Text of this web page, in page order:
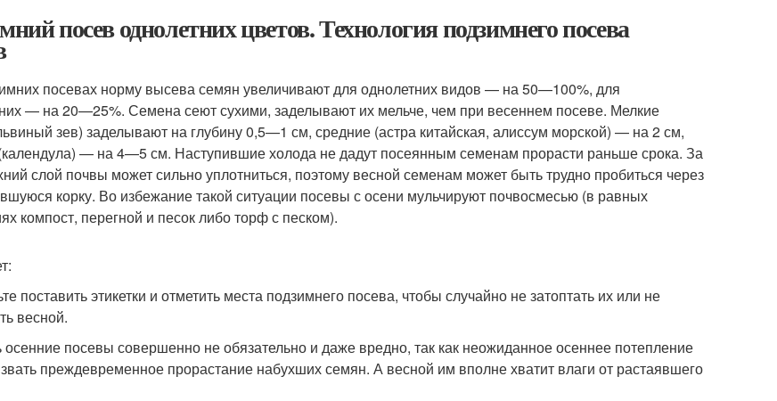
посев однолетних цветов. Технология подзимнего посева
посевах норму высева семян увеличивают для однолетних видов — на 50—100%, для
— на 20—25%. Семена сеют сухими, заделывают их мельче, чем при весеннем посеве. Мелкие
зев) заделывают на глубину 0,5—1 см, средние (астра китайская, алиссум морской) — на 2 см,
— на 4—5 см. Наступившие холода не дадут посеянным семенам прорасти раньше срока. За
слой почвы может сильно уплотниться, поэтому весной семенам может быть трудно пробиться через
корку. Во избежание такой ситуации посевы с осени мульчируют почво­смесью (в равных
компост, перегной и песок либо торф с песком).
поставить этикетки и отметить места подзимнего посева, чтобы случайно не затоптать их или не
весной.
осенние посевы совершенно не обязательно и даже вредно, так как неожиданное осеннее потепление
преждевременное прорастание набухших семян. А весной им вполне хватит влаги от растаявшего